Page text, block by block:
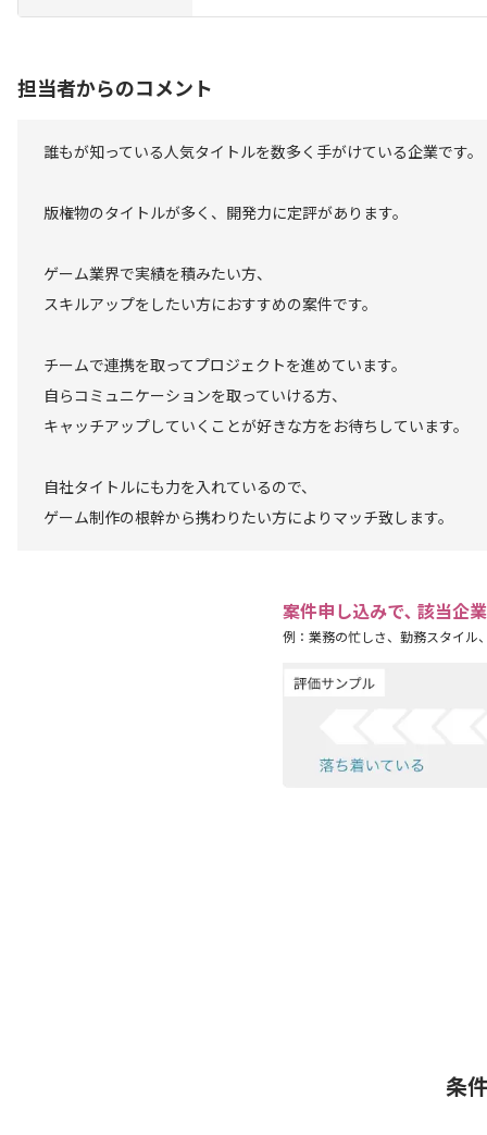
担当者からのコメント
誰もが知っている人気タイトルを数多く手がけている企業です。
版権物のタイトルが多く、開発力に定評があります。
ゲーム業界で実績を積みたい方、
スキルアップをしたい方におすすめの案件です。
チームで連携を取ってプロジェクトを進めています。
自らコミュニケーションを取っていける方、
キャッチアップしていくことが好きな方をお待ちしています。
自社タイトルにも力を入れているので、
ゲーム制作の根幹から携わりたい方によりマッチ致します。
案件申し込みで､ 該当企
例：業務の忙しさ、勤務スタイル
条